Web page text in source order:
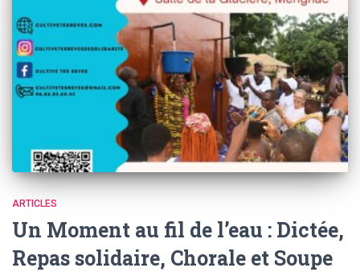
ARTICLES
Un Moment au fil de l’eau : Dictée,
Repas solidaire, Chorale et Soupe